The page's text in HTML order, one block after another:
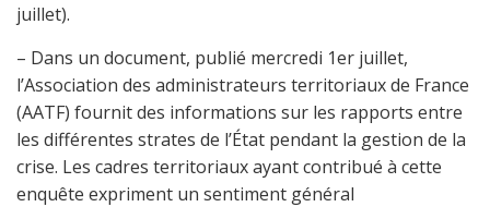
juillet).
– Dans un document, publié mercredi 1er juillet,
l’Association des administrateurs territoriaux de France
(AATF) fournit des informations sur les rapports entre
les différentes strates de l’État pendant la gestion de la
crise. Les cadres territoriaux ayant contribué à cette
enquête expriment un sentiment général